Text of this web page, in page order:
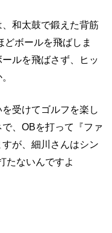
和太鼓で鍛えた背筋
ボールを飛ばしま
ルを飛ばさず、ヒッ
受けてゴルフを楽し
、OBを打って『ファ
が、細川さんはシン
たないんですよ